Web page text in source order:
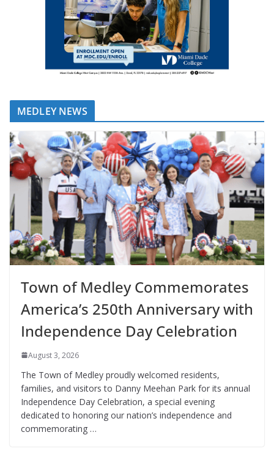
MEDLEY NEWS
Town of Medley Commemorates
America’s 250th Anniversary with
Independence Day Celebration
August 3, 2026
The Town of Medley proudly welcomed residents,
families, and visitors to Danny Meehan Park for its annual
Independence Day Celebration, a special evening
dedicated to honoring our nation’s independence and
commemorating …